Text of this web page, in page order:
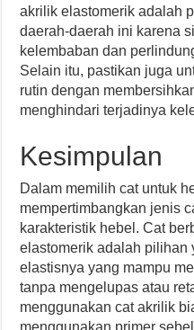
akrilik elastomerik adalah
daerah-daerah ini karena
kelembaban dan
Selain itu, pastikan juga
rutin dengan
menghindari terjadinya
Kesimpulan
Dalam memilih cat untuk
mempertimbangkan jenis
karakteristik hebel. Cat
elastomerik adalah pilihan
elastisnya yang mampu
tanpa mengelupas atau
menggunakan cat akrilik
menggunakan primer